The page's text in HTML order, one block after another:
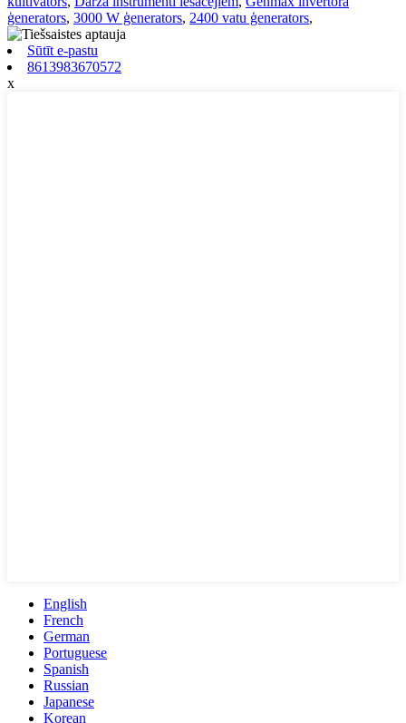
ģenerators, 3000 W ģenerators, 2400 vatu ģenerators,
Sūtīt e-pastu
8613983670572
x
English
French
German
Portuguese
Spanish
Russian
Japanese
Korean